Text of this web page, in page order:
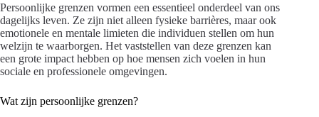
Persoonlijke grenzen vormen een essentieel onderdeel van ons
dagelijks leven. Ze zijn niet alleen fysieke barrières, maar ook
emotionele en mentale limieten die individuen stellen om hun
welzijn te waarborgen. Het vaststellen van deze grenzen kan
een grote impact hebben op hoe mensen zich voelen in hun
sociale en professionele omgevingen.
Wat zijn persoonlijke grenzen?